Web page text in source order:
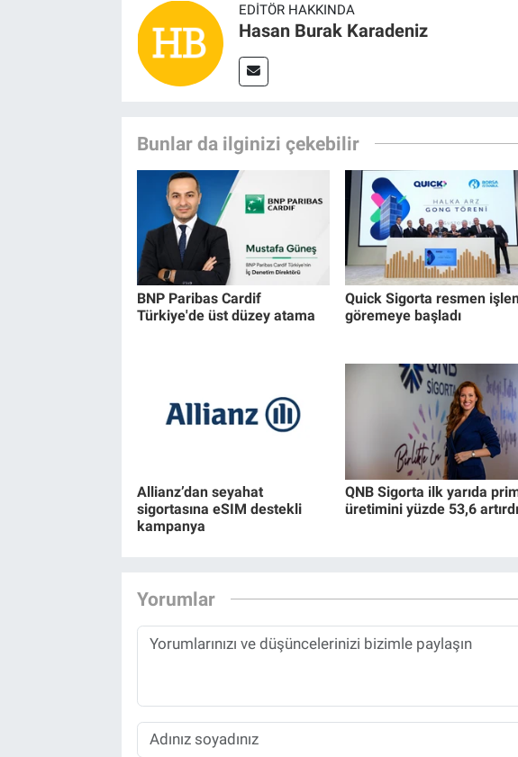
EDITÖR HAKKINDA
Hasan Burak Karadeniz
Bunlar da ilginizi çekebilir
BNP Paribas Cardif
Türkiye'de üst düzey atama
Quick Sigorta resmen
göremeye başladı
Allianz’dan seyahat
sigortasına eSIM destekli
kampanya
QNB Sigorta ilk yarıda
üretimini yüzde 53,6 artırdı
Yorumlar